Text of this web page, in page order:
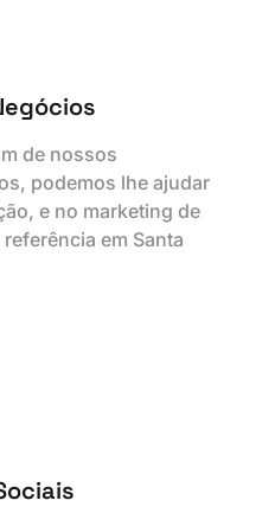
de nossos
podemos lhe ajudar
e no marketing de
em Santa